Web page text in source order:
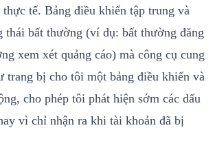
tế. Bảng điều khiển tập trung và
thái bất thường (ví dụ: bất thường đăng
xem xét quảng cáo) mà công cụ cung
trang bị cho tôi một bảng điều khiển và
cho phép tôi phát hiện sớm các dấu
vì chỉ nhận ra khi tài khoản đã bị